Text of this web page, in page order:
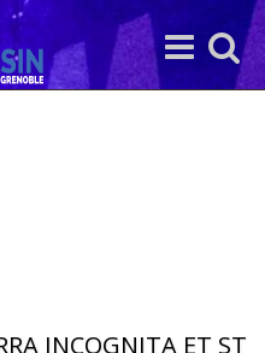
Toggle
search
Toggle
navigation
INCOGNITA ET ST